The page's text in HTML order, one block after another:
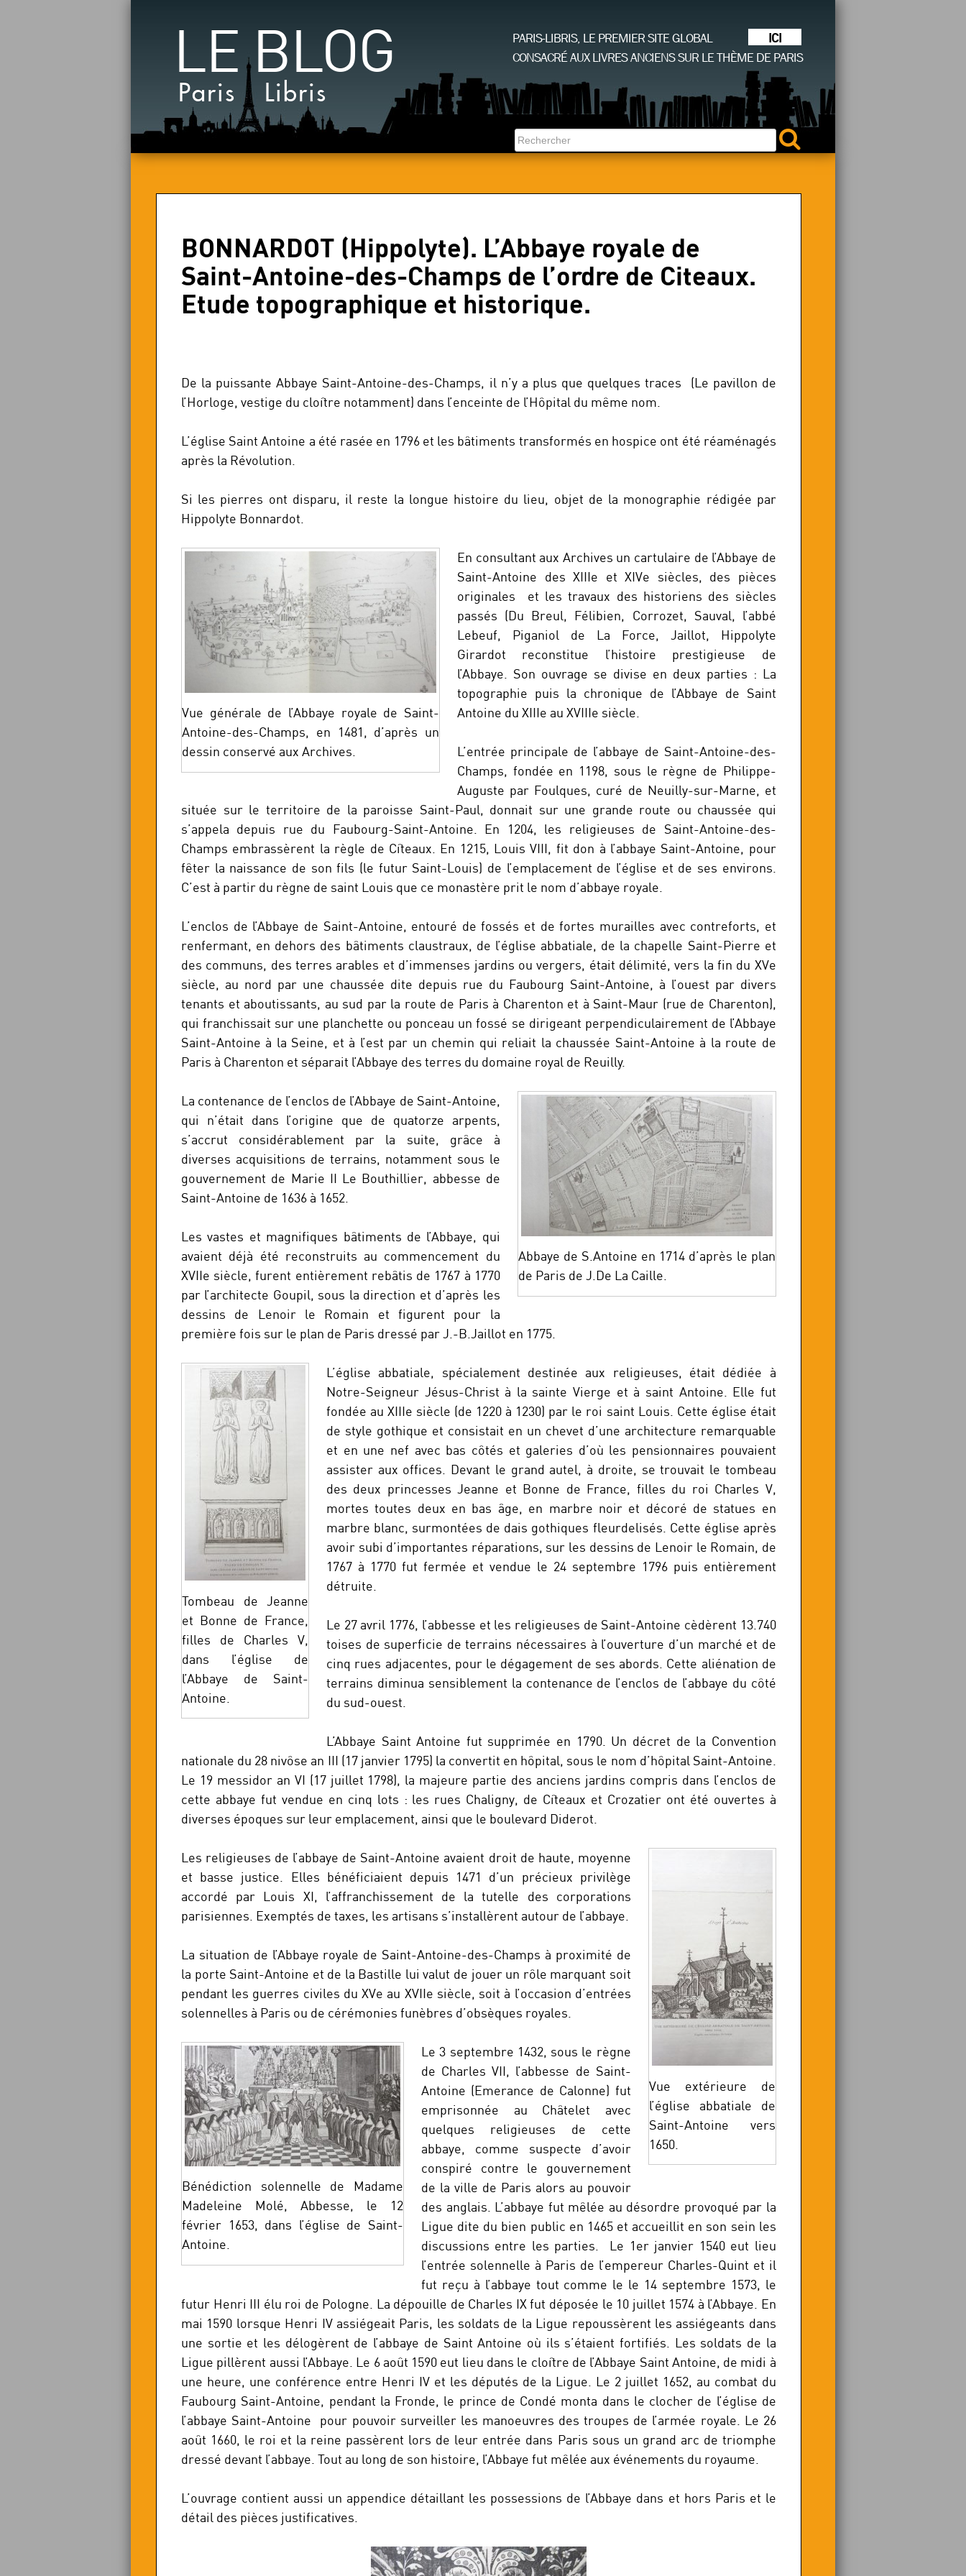
LE BLOG
Paris Libris
PARIS-LIBRIS, LE PREMIER SITE GLOBAL
ICI
CONSACRÉ AUX LIVRES ANCIENS SUR LE THÈME DE PARIS
BONNARDOT (Hippolyte). L’Abbaye royale de
Saint-Antoine-des-Champs de l’ordre de Citeaux.
Etude topographique et historique.
De la puissante Abbaye Saint-Antoine-des-Champs, il n’y a plus que quelques traces (Le pavillon de
l’Horloge, vestige du cloître notamment) dans l’enceinte de l’Hôpital du même nom.
L’église Saint Antoine a été rasée en 1796 et les bâtiments transformés en hospice ont été réaménagés
après la Révolution.
Si les pierres ont disparu, il reste la longue histoire du lieu, objet de la monographie rédigée par
Hippolyte Bonnardot.
Vue générale de l’Abbaye royale de Saint-
Antoine-des-Champs, en 1481, d’après un
dessin conservé aux Archives.
En consultant aux Archives un cartulaire de l’Abbaye de
Saint-Antoine des XIIIe et XIVe siècles, des pièces
originales et les travaux des historiens des siècles
passés (Du Breul, Félibien, Corrozet, Sauval, l’abbé
Lebeuf, Piganiol de La Force, Jaillot, Hippolyte
Girardot reconstitue l’histoire prestigieuse de
l’Abbaye. Son ouvrage se divise en deux parties : La
topographie puis la chronique de l’Abbaye de Saint
Antoine du XIIIe au XVIIIe siècle.
L’entrée principale de l’abbaye de Saint-Antoine-des-
Champs, fondée en 1198, sous le règne de Philippe-
Auguste par Foulques, curé de Neuilly-sur-Marne, et
située sur le territoire de la paroisse Saint-Paul, donnait sur une grande route ou chaussée qui
s’appela depuis rue du Faubourg-Saint-Antoine. En 1204, les religieuses de Saint-Antoine-des-
Champs embrassèrent la règle de Cîteaux. En 1215, Louis VIII, fit don à l’abbaye Saint-Antoine, pour
fêter la naissance de son fils (le futur Saint-Louis) de l’emplacement de l’église et de ses environs.
C’est à partir du règne de saint Louis que ce monastère prit le nom d’abbaye royale.
L’enclos de l’Abbaye de Saint-Antoine, entouré de fossés et de fortes murailles avec contreforts, et
renfermant, en dehors des bâtiments claustraux, de l’église abbatiale, de la chapelle Saint-Pierre et
des communs, des terres arables et d’immenses jardins ou vergers, était délimité, vers la fin du XVe
siècle, au nord par une chaussée dite depuis rue du Faubourg Saint-Antoine, à l’ouest par divers
tenants et aboutissants, au sud par la route de Paris à Charenton et à Saint-Maur (rue de Charenton),
qui franchissait sur une planchette ou ponceau un fossé se dirigeant perpendiculairement de l’Abbaye
Saint-Antoine à la Seine, et à l’est par un chemin qui reliait la chaussée Saint-Antoine à la route de
Paris à Charenton et séparait l’Abbaye des terres du domaine royal de Reuilly.
Abbaye de S.Antoine en 1714 d’après le plan
de Paris de J.De La Caille.
La contenance de l’enclos de l’Abbaye de Saint-Antoine,
qui n’était dans l’origine que de quatorze arpents,
s’accrut considérablement par la suite, grâce à
diverses acquisitions de terrains, notamment sous le
gouvernement de Marie II Le Bouthillier, abbesse de
Saint-Antoine de 1636 à 1652.
Les vastes et magnifiques bâtiments de l’Abbaye, qui
avaient déjà été reconstruits au commencement du
XVIIe siècle, furent entièrement rebâtis de 1767 à 1770
par l’architecte Goupil, sous la direction et d’après les
dessins de Lenoir le Romain et figurent pour la
première fois sur le plan de Paris dressé par J.-B.Jaillot en 1775.
Tombeau de Jeanne
et Bonne de France,
filles de Charles V,
dans l’église de
l’Abbaye de Saint-
Antoine.
L’église abbatiale, spécialement destinée aux religieuses, était dédiée à
Notre-Seigneur Jésus-Christ à la sainte Vierge et à saint Antoine. Elle fut
fondée au XIIIe siècle (de 1220 à 1230) par le roi saint Louis. Cette église était
de style gothique et consistait en un chevet d’une architecture remarquable
et en une nef avec bas côtés et galeries d’où les pensionnaires pouvaient
assister aux offices. Devant le grand autel, à droite, se trouvait le tombeau
des deux princesses Jeanne et Bonne de France, filles du roi Charles V,
mortes toutes deux en bas âge, en marbre noir et décoré de statues en
marbre blanc, surmontées de dais gothiques fleurdelisés. Cette église après
avoir subi d’importantes réparations, sur les dessins de Lenoir le Romain, de
1767 à 1770 fut fermée et vendue le 24 septembre 1796 puis entièrement
détruite.
Le 27 avril 1776, l’abbesse et les religieuses de Saint-Antoine cèdèrent 13.740
toises de superficie de terrains nécessaires à l’ouverture d’un marché et de
cinq rues adjacentes, pour le dégagement de ses abords. Cette aliénation de
terrains diminua sensiblement la contenance de l’enclos de l’abbaye du côté
du sud-ouest.
L’Abbaye Saint Antoine fut supprimée en 1790. Un décret de la Convention
nationale du 28 nivôse an III (17 janvier 1795) la convertit en hôpital, sous le nom d’hôpital Saint-Antoine.
Le 19 messidor an VI (17 juillet 1798), la majeure partie des anciens jardins compris dans l’enclos de
cette abbaye fut vendue en cinq lots : les rues Chaligny, de Cîteaux et Crozatier ont été ouvertes à
diverses époques sur leur emplacement, ainsi que le boulevard Diderot.
Vue extérieure de
l’église abbatiale de
Saint-Antoine vers
1650.
Les religieuses de l’abbaye de Saint-Antoine avaient droit de haute, moyenne
et basse justice. Elles bénéficiaient depuis 1471 d’un précieux privilège
accordé par Louis XI, l’affranchissement de la tutelle des corporations
parisiennes. Exemptés de taxes, les artisans s’installèrent autour de l’abbaye.
La situation de l’Abbaye royale de Saint-Antoine-des-Champs à proximité de
la porte Saint-Antoine et de la Bastille lui valut de jouer un rôle marquant soit
pendant les guerres civiles du XVe au XVIIe siècle, soit à l’occasion d’entrées
solennelles à Paris ou de cérémonies funèbres d’obsèques royales.
Bénédiction solennelle de Madame
Madeleine Molé, Abbesse, le 12
février 1653, dans l’église de Saint-
Antoine.
Le 3 septembre 1432, sous le règne
de Charles VII, l’abbesse de Saint-
Antoine (Emerance de Calonne) fut
emprisonnée au Châtelet avec
quelques religieuses de cette
abbaye, comme suspecte d’avoir
conspiré contre le gouvernement
de la ville de Paris alors au pouvoir
des anglais. L’abbaye fut mêlée au désordre provoqué par la
Ligue dite du bien public en 1465 et accueillit en son sein les
discussions entre les parties. Le 1er janvier 1540 eut lieu
l’entrée solennelle à Paris de l’empereur Charles-Quint et il
fut reçu à l’abbaye tout comme le le 14 septembre 1573, le
futur Henri III élu roi de Pologne. La dépouille de Charles IX fut déposée le 10 juillet 1574 à l’Abbaye. En
mai 1590 lorsque Henri IV assiégeait Paris, les soldats de la Ligue repoussèrent les assiégeants dans
une sortie et les délogèrent de l’abbaye de Saint Antoine où ils s’étaient fortifiés. Les soldats de la
Ligue pillèrent aussi l’Abbaye. Le 6 août 1590 eut lieu dans le cloître de l’Abbaye Saint Antoine, de midi à
une heure, une conférence entre Henri IV et les députés de la Ligue. Le 2 juillet 1652, au combat du
Faubourg Saint-Antoine, pendant la Fronde, le prince de Condé monta dans le clocher de l’église de
l’abbaye Saint-Antoine pour pouvoir surveiller les manoeuvres des troupes de l’armée royale. Le 26
août 1660, le roi et la reine passèrent lors de leur entrée dans Paris sous un grand arc de triomphe
dressé devant l’abbaye. Tout au long de son histoire, l’Abbaye fut mêlée aux événements du royaume.
L’ouvrage contient aussi un appendice détaillant les possessions de l’Abbaye dans et hors Paris et le
détail des pièces justificatives.